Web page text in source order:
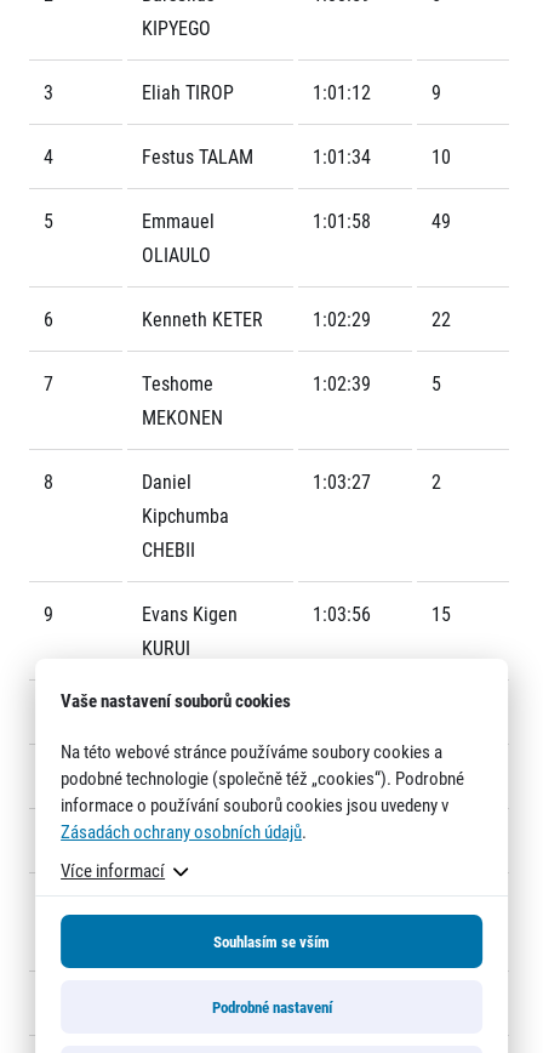
Mobilní aplikace RunCzech
Dobrovolníci
Dárkové poukazy
Šablony k dárkovému poukazu ke stažení
Akreditace a vše k závodům
Magazíny
RunCzech
Kariéra
All Runners Are Beautiful
RunCzech Racing
Ekofilozofie
Kalendář
Individuální trénink
Masáže
Titulární partneři
Informace o webu
Všeobecné smluvní podmínky
Informace o cookies
Podmínky GDPR
KIPYEGO
3 Eliah TIROP 1:01:12 9
4 Festus TALAM 1:01:34 10
5
Emmauel
OLIAULO
1:01:58 49
6 Kenneth KETER 1:02:29 22
7
Teshome
MEKONEN
1:02:39 5
8
Daniel
Kipchumba
CHEBII
1:03:27 2
9
Evans Kigen
KURUI
1:03:56 15
Habtamu ARGA
11 Paulo PAULA 1:04:29 14
12 Yuki MATSUOKA
13
Rikinobu
WATANABE
1:04:57 18
Vít Pavlišta 1:06:46
Vaše nastavení souborů cookies
Na této webové stránce používáme soubory cookies a
podobné technologie (společně též „cookies“). Podrobné
informace o používání souborů cookies jsou uvedeny v
Zásadách ochrany osobních údajů.
Více informací
Souhlasím se vším
Podrobné nastavení